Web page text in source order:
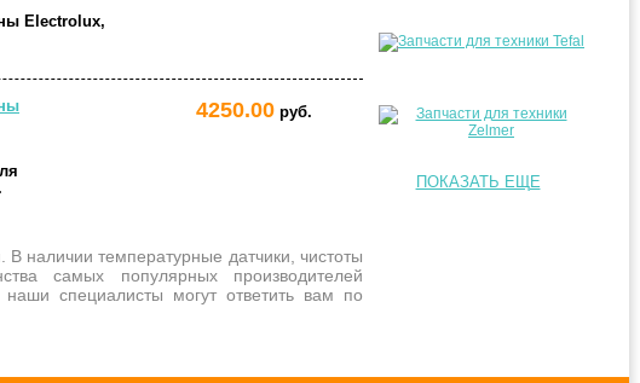
ПОКАЗАТЬ ЕЩЕ
Electrolux,
4250.00 руб.
наличии температурные датчики, чистоты
самых популярных производителей
специалисты могут ответить вам по